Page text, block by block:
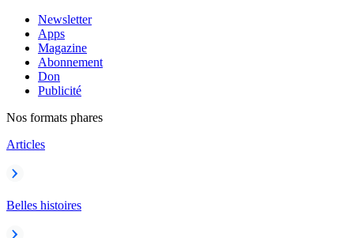
Newsletter
Apps
Magazine
Abonnement
Don
Publicité
Nos formats phares
Articles
Belles histoires